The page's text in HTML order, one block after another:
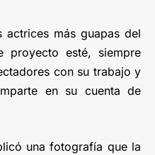
más guapas del
proyecto esté, siempre
con su trabajo y
en su cuenta de
una fotografía que la